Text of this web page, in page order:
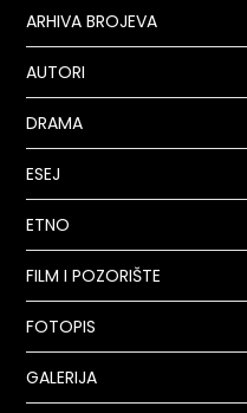
ARHIVA BROJEVA
AUTORI
DRAMA
ESEJ
ETNO
FILM I POZORIŠTE
FOTOPIS
GALERIJA